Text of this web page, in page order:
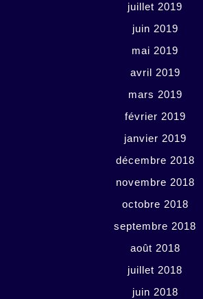
juillet 2019
juin 2019
mai 2019
avril 2019
mars 2019
février 2019
janvier 2019
décembre 2018
novembre 2018
octobre 2018
septembre 2018
août 2018
juillet 2018
juin 2018